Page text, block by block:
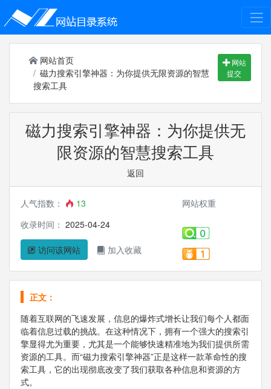
网站首页
磁力搜索引擎神器：为你提供无限资源的智慧
搜索工具
网站
提交
磁力搜索引擎神器：为你提供无
限资源的智慧搜索工具
返回
人气指数：
13
收录时间： 2025-04-24
访问该网站 加入收藏
网站权重
正文：
随着互联网的飞速发展，信息的爆炸式增长让我们每个人都面
临着信息过载的挑战。在这种情况下，拥有一个强大的搜索引
擎显得尤为重要，尤其是一个能够快速精准地为我们提供所需
资源的工具。而“磁力搜索引擎神器”正是这样一款革命性的搜
索工具，它的出现彻底改变了我们获取各种信息和资源的方
式。